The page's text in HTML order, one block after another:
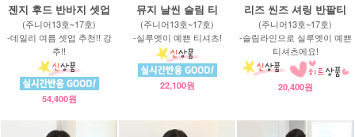
젠지 후드 반바지 셋업
(주니어13호~17호)
-데일리 여름 셋업 추천!! 강
추!!
54,400원
뮤지 날씬 슬림 티
(주니어13호~17호)
-실루엣이 예쁜 티셔츠!
22,100원
리즈 씬즈 셔링 반팔티
(주니어13호~17호)
-슬림라인으로 실루엣이 예쁜
티셔츠에요!
20,400원